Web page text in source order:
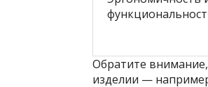
Обратите внимание,
изделии —